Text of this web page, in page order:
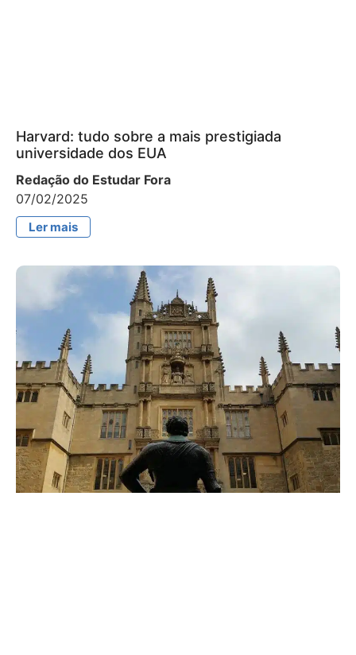
Harvard: tudo sobre a mais prestigiada
universidade dos EUA
Redação do Estudar Fora
07/02/2025
Ler mais